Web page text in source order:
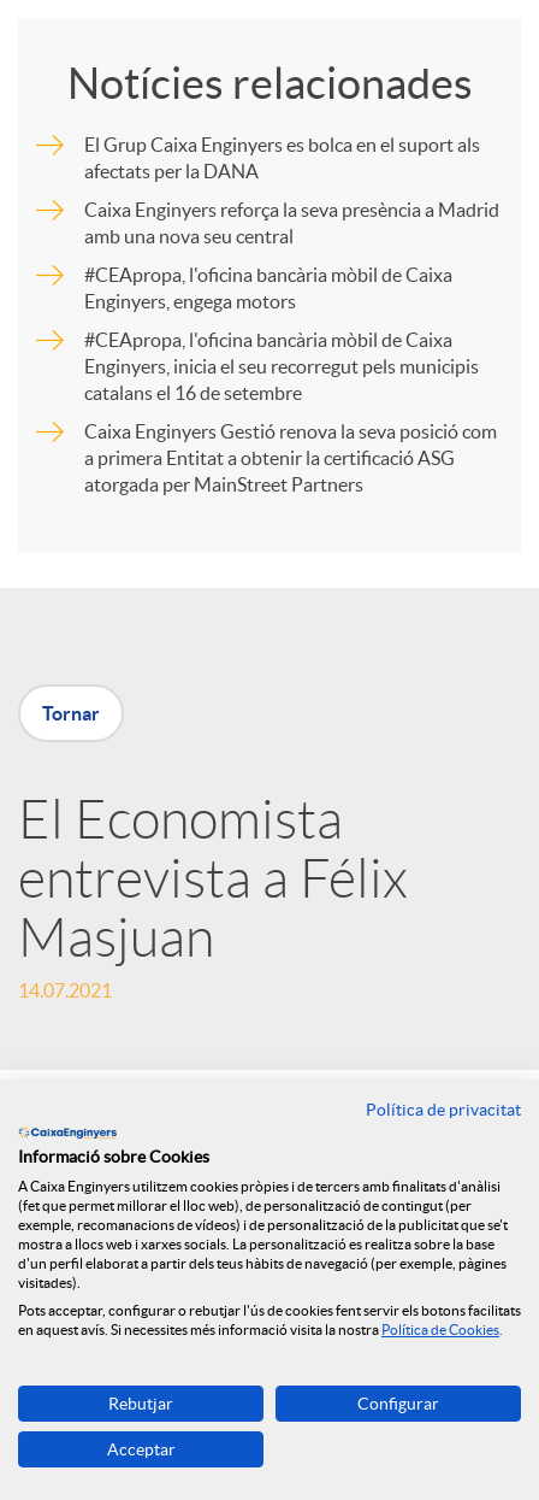
m
p
a
r
t
X
a
r
x
s
S
o
c
i
Notícies relacionades
El Grup Caixa Enginyers es bolca en el suport als
afectats per la DANA
Caixa Enginyers reforça la seva presència a Madrid
amb una nova seu central
#CEApropa, l'oficina bancària mòbil de Caixa
Enginyers, engega motors
#CEApropa, l'oficina bancària mòbil de Caixa
Enginyers, inicia el seu recorregut pels municipis
catalans el 16 de setembre
Caixa Enginyers Gestió renova la seva posició com
a primera Entitat a obtenir la certificació ASG
atorgada per MainStreet Partners
Tornar
El Economista
entrevista a Félix
Masjuan
14.07.2021
Política de privacitat
Informació sobre Cookies
A Caixa Enginyers utilitzem cookies pròpies i de tercers amb finalitats d'anàlisi
(fet que permet millorar el lloc web), de personalització de contingut (per
exemple, recomanacions de vídeos) i de personalització de la publicitat que se't
mostra a llocs web i xarxes socials. La personalització es realitza sobre la base
d'un perfil elaborat a partir dels teus hàbits de navegació (per exemple, pàgines
visitades).
Pots acceptar, configurar o rebutjar l'ús de cookies fent servir els botons facilitats
en aquest avís. Si necessites més informació visita la nostra Política de Cookies
Rebutjar Configurar
Acceptar